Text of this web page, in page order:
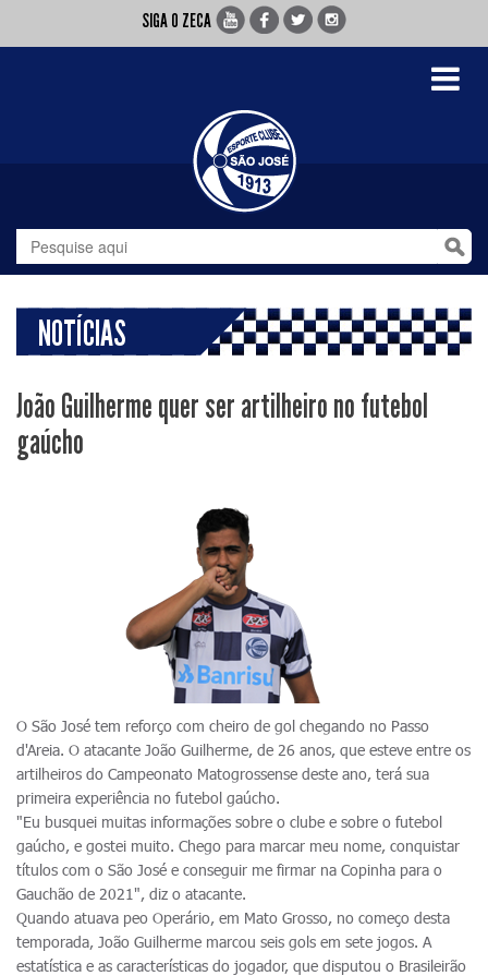
SIGA O ZECA
Toggle
NOTÍCIAS
João Guilherme quer ser artilheiro no futebol
gaúcho
O São José tem reforço com cheiro de gol chegando no Passo
d'Areia. O atacante João Guilherme, de 26 anos, que esteve entre os
artilheiros do Campeonato Matogrossense deste ano, terá sua
primeira experiência no futebol gaúcho.
"Eu busquei muitas informações sobre o clube e sobre o futebol
gaúcho, e gostei muito. Chego para marcar meu nome, conquistar
títulos com o São José e conseguir me firmar na Copinha para o
Gauchão de 2021", diz o atacante.
Quando atuava peo Operário, em Mato Grosso, no começo desta
temporada, João Guilherme marcou seis gols em sete jogos. A
estatística e as características do jogador, que disputou o Brasileirão